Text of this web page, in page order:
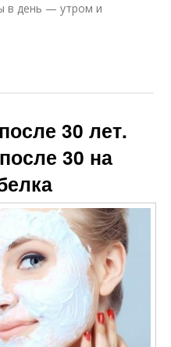
в день — утром и
30 лет.
30 на